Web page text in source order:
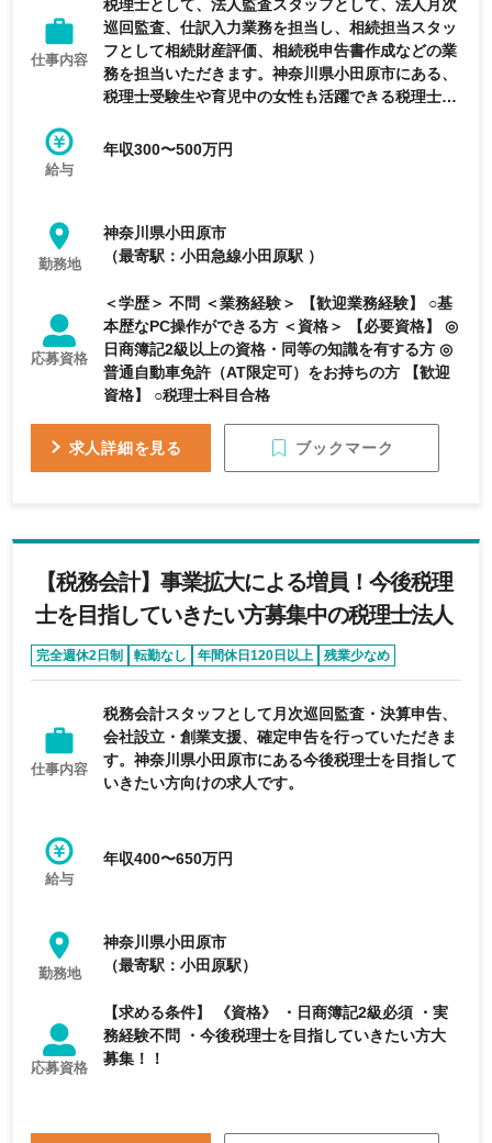
仕事内容
税理士として、法人監査スタッフとして、法人月次
巡回監査、仕訳入力業務を担当し、相続担当スタッ
フとして相続財産評価、相続税申告書作成などの業
務を担当いただきます。神奈川県小田原市にある、
税理士受験生や育児中の女性も活躍できる税理士法
給与
年収300〜500万円
勤務地
神奈川県小田原市
（最寄駅：小田急線小田原駅 ）
応募資格
＜学歴＞ 不問 ＜業務経験＞ 【歓迎業務経験】 ○基
本歴なPC操作ができる方 ＜資格＞ 【必要資格】 ◎
日商簿記2級以上の資格・同等の知識を有する方 ◎
普通自動車免許（AT限定可）をお持ちの方 【歓迎
資格】 ○税理士科目合格
求人詳細を見る ブックマーク
【税務会計】事業拡大による増員！今後税理
士を目指していきたい方募集中の税理士法人
完全週休2日制 転勤なし 年間休日120日以上
残業少なめ
急募求人
仕事内容
税務会計スタッフとして月次巡回監査・決算申告、
会社設立・創業支援、確定申告を行っていただきま
す。神奈川県小田原市にある今後税理士を目指して
いきたい方向けの求人です。
給与
年収400〜650万円
勤務地
神奈川県小田原市
（最寄駅：小田原駅）
応募資格
【求める条件】 《資格》 ・日商簿記2級必須 ・実
務経験不問 ・今後税理士を目指していきたい方大
募集！！